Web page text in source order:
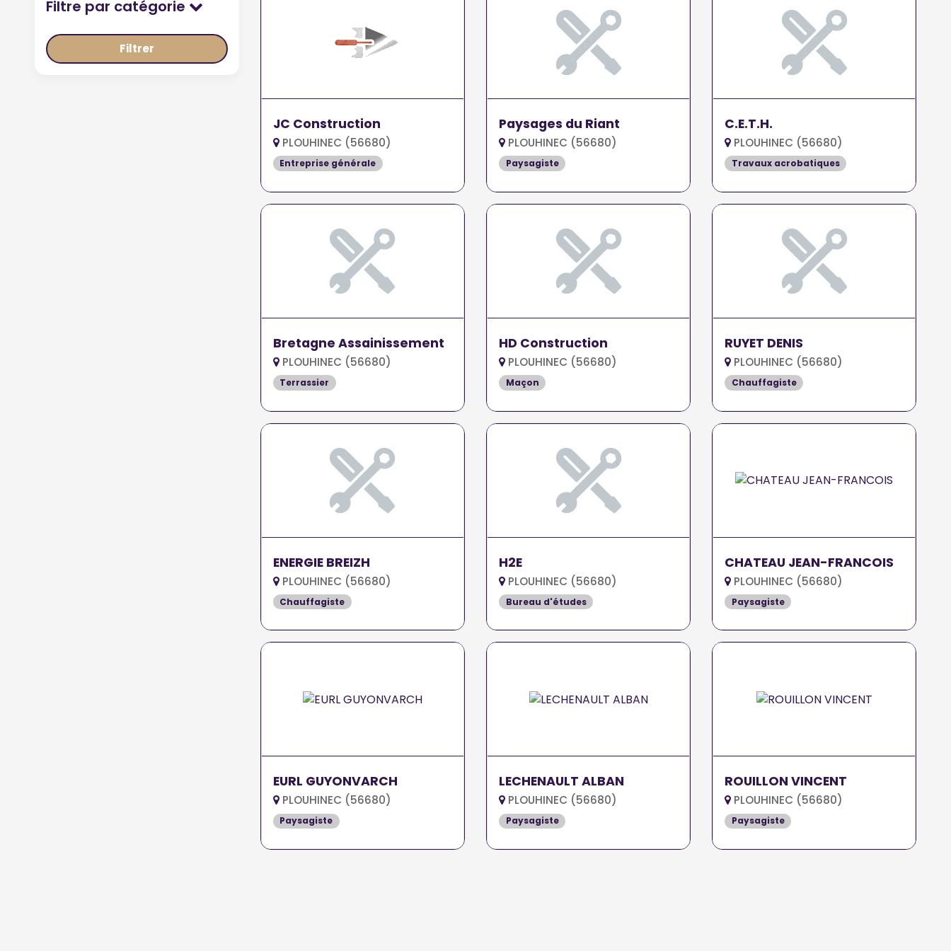
Filtre par catégorie
Filtrer
JC Construction
PLOUHINEC (56680)
Entreprise générale
Paysages du Riant
PLOUHINEC (56680)
Paysagiste
C.E.T.H.
PLOUHINEC (56680)
Travaux acrobatiques
Bretagne Assainissement
PLOUHINEC (56680)
Terrassier
HD Construction
PLOUHINEC (56680)
Maçon
RUYET DENIS
PLOUHINEC (56680)
Chauffagiste
ENERGIE BREIZH
PLOUHINEC (56680)
Chauffagiste
H2E
PLOUHINEC (56680)
Bureau d'études
CHATEAU JEAN-FRANCOIS
PLOUHINEC (56680)
Paysagiste
EURL GUYONVARCH
PLOUHINEC (56680)
Paysagiste
LECHENAULT ALBAN
PLOUHINEC (56680)
Paysagiste
ROUILLON VINCENT
PLOUHINEC (56680)
Paysagiste